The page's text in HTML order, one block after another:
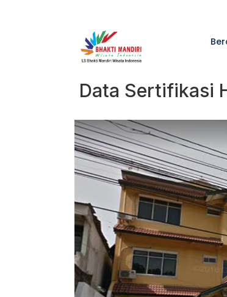
Data Sertifikasi